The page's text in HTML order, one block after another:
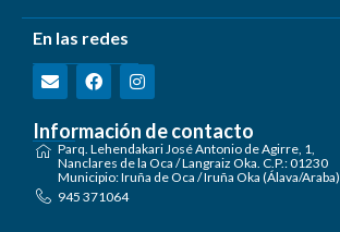
En las redes
Información de contacto
Parq. Lehendakari José Antonio de Agirre, 1,
Nanclares de la Oca / Langraiz Oka. C.P.: 01230
Municipio: Iruña de Oca / Iruña Oka (Álava/Araba)
945 371064